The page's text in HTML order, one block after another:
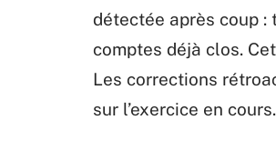
détectée après coup
comptes déjà clos.
Les corrections
sur l’exercice en cours.